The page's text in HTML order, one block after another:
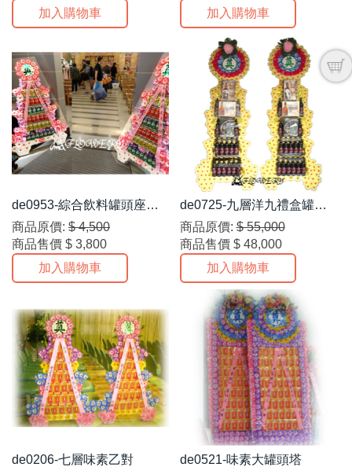
加入購物車 加入購物車
de0953-綜合飲料罐頭座乙
對
商品原價: $ 4,500
商品售價 $ 3,800
加入購物車
de0725-九層洋九禮盒罐頭
塔
商品原價: $ 55,000
商品售價 $ 48,000
加入購物車
de0206-七層味素乙對
de0521-味素大罐頭塔